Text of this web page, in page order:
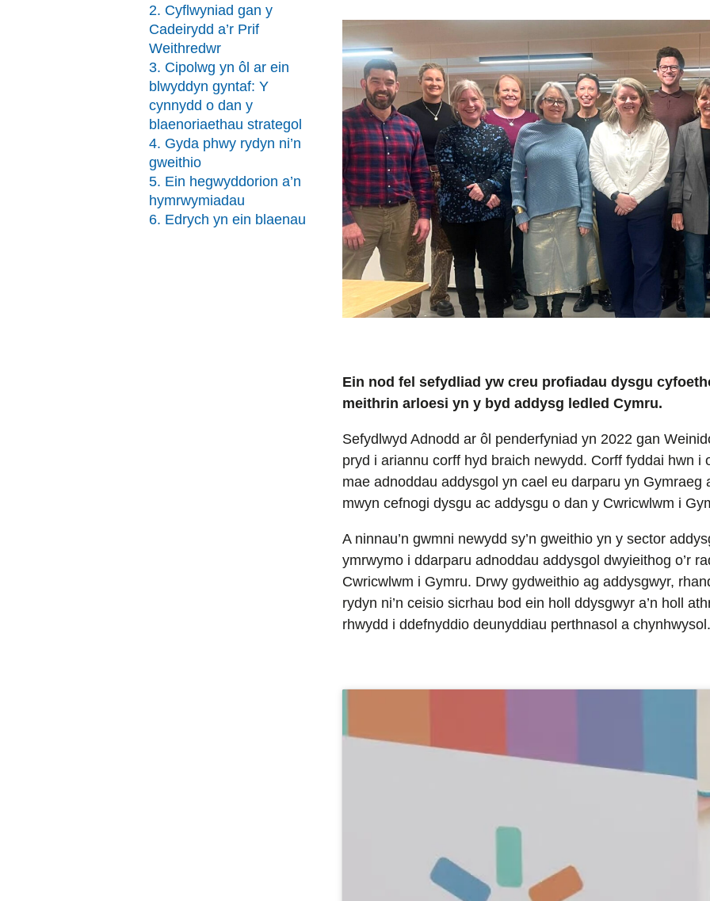
2. Cyflwyniad gan y
Cadeirydd a’r Prif
Weithredwr
3. Cipolwg yn ôl ar ein
blwyddyn gyntaf: Y
cynnydd o dan y
blaenoriaethau strategol
4. Gyda phwy rydyn ni’n
gweithio
5. Ein hegwyddorion a’n
hymrwymiadau
6. Edrych yn ein blaenau
Ein nod fel sefydliad yw creu profiadau dysgu
meithrin arloesi yn y byd addysg ledled Cymru.
Sefydlwyd Adnodd ar ôl penderfyniad yn 2022 gan
pryd i ariannu corff hyd braich newydd. Corff fyddai hwn i
mae adnoddau addysgol yn cael eu darparu yn Gymraeg
mwyn cefnogi dysgu ac addysgu o dan y Cwricwlwm i
A ninnau’n gwmni newydd sy’n gweithio yn y sector
ymrwymo i ddarparu adnoddau addysgol dwyieithog o’r
Cwricwlwm i Gymru. Drwy gydweithio ag addysgwyr,
rydyn ni’n ceisio sicrhau bod ein holl ddysgwyr a’n holl
rhwydd i ddefnyddio deunyddiau perthnasol a chynhwysol.